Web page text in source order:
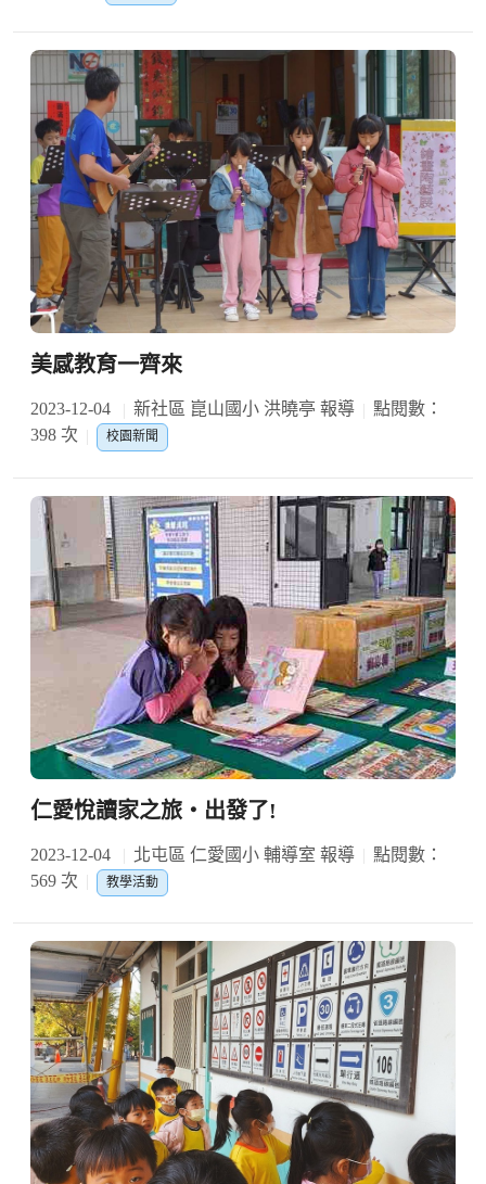
美感教育一齊來
2023-12-04 新社區 崑山國小 洪曉亭 報導
點閱數：
398 次
校園新聞
仁愛悅讀家之旅‧出發了!
2023-12-04 北屯區 仁愛國小 輔導室 報導
點閱數：
569 次
教學活動